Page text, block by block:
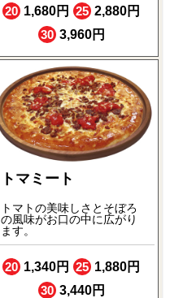
20 1,680円 25 2,880円
303,960円
トマミート
トマトの美味しさとそぼろ
の風味がお口の中に広がり
ます。
20 1,340円 25 1,880円
303,440円